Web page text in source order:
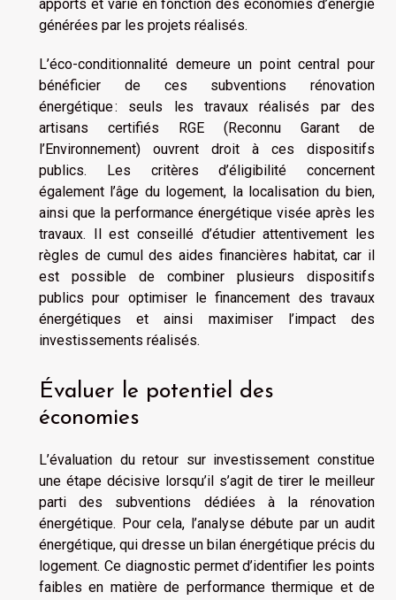
apports et varie en fonction des économies d’énergie
générées par les projets réalisés.
L’éco-conditionnalité demeure un point central pour
bénéficier de ces subventions rénovation
énergétique : seuls les travaux réalisés par des
artisans certifiés RGE (Reconnu Garant de
l’Environnement) ouvrent droit à ces dispositifs
publics. Les critères d’éligibilité concernent
également l’âge du logement, la localisation du bien,
ainsi que la performance énergétique visée après les
travaux. Il est conseillé d’étudier attentivement les
règles de cumul des aides financières habitat, car il
est possible de combiner plusieurs dispositifs
publics pour optimiser le financement des travaux
énergétiques et ainsi maximiser l’impact des
investissements réalisés.
Évaluer le potentiel des
économies
L’évaluation du retour sur investissement constitue
une étape décisive lorsqu’il s’agit de tirer le meilleur
parti des subventions dédiées à la rénovation
énergétique. Pour cela, l’analyse débute par un audit
énergétique, qui dresse un bilan énergétique précis du
logement. Ce diagnostic permet d’identifier les points
faibles en matière de performance thermique et de